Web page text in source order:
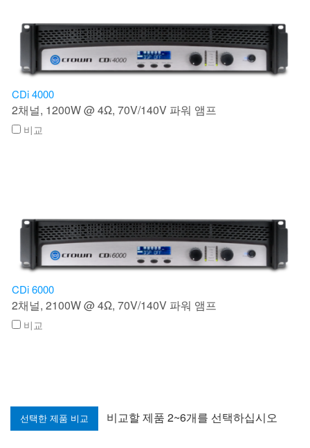
CDi 4000
2채널, 1200W @ 4Ω, 70V/140V 파워 앰프
비교
CDi 6000
2채널, 2100W @ 4Ω, 70V/140V 파워 앰프
비교
비교할 제품 2~6개를 선택하십시오